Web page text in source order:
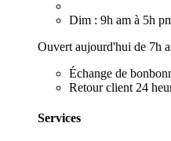
Dim : 9h am à 5h
Ouvert aujourd'hui de 7h
Échange de
Retour client 24
Services